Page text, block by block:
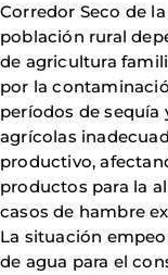
Corredor Seco de
población rural
de agricultura
por la
períodos de sequía
agrícolas
productivo,
productos para la
casos de hambre
La situación
de agua para el